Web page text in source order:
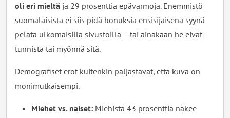
oli eri mieltä ja 29 prosenttia epävarmoja. Enemmistö
suomalaisista ei siis pidä bonuksia ensisijaisena syynä
pelata ulkomaisilla sivustoilla – tai ainakaan he eivät
tunnista tai myönnä sitä.
Demografiset erot kuitenkin paljastavat, että kuva on
monimutkaisempi.
Miehet vs. naiset: Miehistä 43 prosenttia näkee